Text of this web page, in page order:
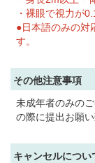
・裸眼で視力が
●日本語のみの対
す。
その他注意事項
未成年者のみの
の際に提出お願い
キャンセルについ